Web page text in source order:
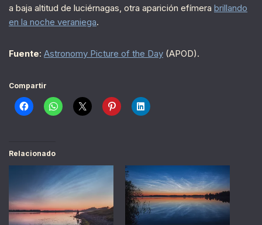
a baja altitud de luciérnagas, otra aparición efímera brillando
en la noche veraniega.
Fuente: Astronomy Picture of the Day (APOD).
Compartir
Relacionado